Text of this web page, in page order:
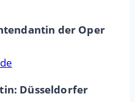
der Oper
Düsseldorfer